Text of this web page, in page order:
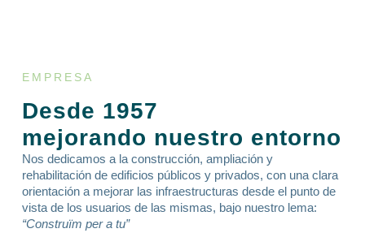
EMPRESA
Desde 1957
mejorando nuestro entorno
Nos dedicamos a la construcción, ampliación y
rehabilitación de edificios públicos y privados, con una clara
orientación a mejorar las infraestructuras desde el punto de
vista de los usuarios de las mismas, bajo nuestro lema:
“Construïm per a tu”